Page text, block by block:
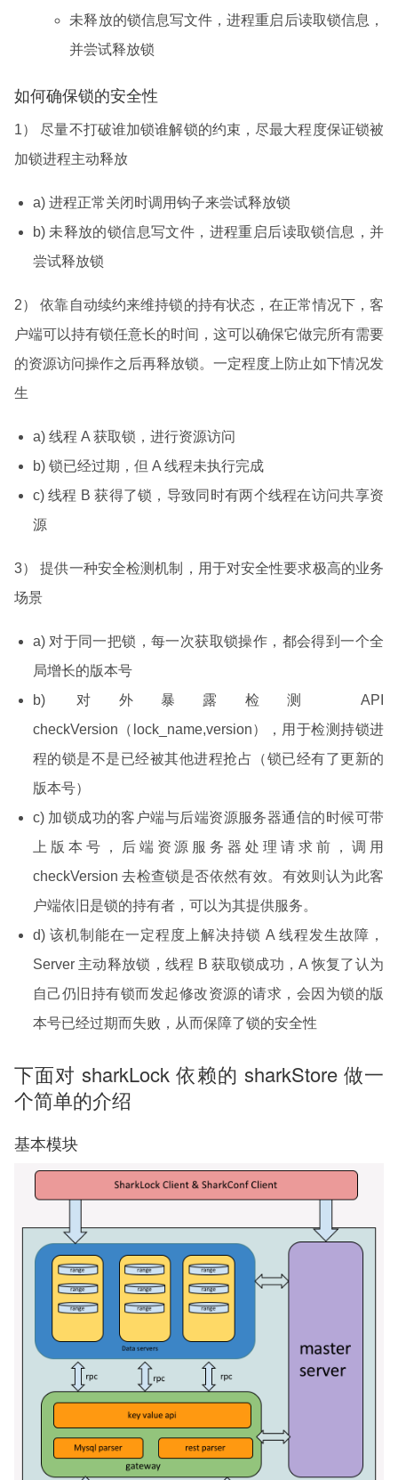
未释放的锁信息写文件，进程重启后读取锁信息，
并尝试释放锁
如何确保锁的安全性
1） 尽量不打破谁加锁谁解锁的约束，尽最大程度保证锁被
加锁进程主动释放
a) 进程正常关闭时调用钩子来尝试释放锁
b) 未释放的锁信息写文件，进程重启后读取锁信息，并
尝试释放锁
2） 依靠自动续约来维持锁的持有状态，在正常情况下，客
户端可以持有锁任意长的时间，这可以确保它做完所有需要
的资源访问操作之后再释放锁。一定程度上防止如下情况发
生
a) 线程 A 获取锁，进行资源访问
b) 锁已经过期，但 A 线程未执行完成
c) 线程 B 获得了锁，导致同时有两个线程在访问共享资
源
3） 提供一种安全检测机制，用于对安全性要求极高的业务
场景
a) 对于同一把锁，每一次获取锁操作，都会得到一个全
局增长的版本号
b) 对外暴露检测 API
checkVersion（lock_name,version），用于检测持锁进
程的锁是不是已经被其他进程抢占（锁已经有了更新的
版本号）
c) 加锁成功的客户端与后端资源服务器通信的时候可带
上版本号，后端资源服务器处理请求前，调用
checkVersion 去检查锁是否依然有效。有效则认为此客
户端依旧是锁的持有者，可以为其提供服务。
d) 该机制能在一定程度上解决持锁 A 线程发生故障，
Server 主动释放锁，线程 B 获取锁成功，A 恢复了认为
自己仍旧持有锁而发起修改资源的请求，会因为锁的版
本号已经过期而失败，从而保障了锁的安全性
下面对 sharkLock 依赖的 sharkStore 做一
个简单的介绍
基本模块